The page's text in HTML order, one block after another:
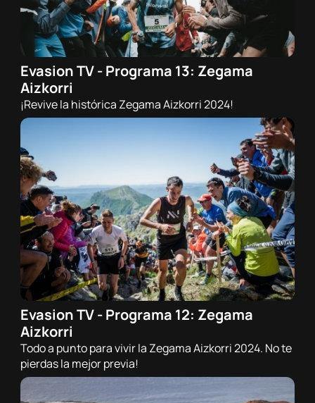
30/05/2024 - 21:00h
Trail
Evasion TV - Programa 13: Zegama
Aizkorri
¡Revive la histórica Zegama Aizkorri 2024!
24/05/2024 - 21:00h
Trail
Evasion TV - Programa 12: Zegama
Aizkorri
Todo a punto para vivir la Zegama Aizkorri 2024. No te
pierdas la mejor previa!